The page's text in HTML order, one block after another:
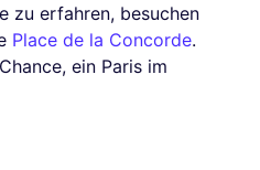
zu erfahren, besuchen
Place de la Concorde.
ein Paris im